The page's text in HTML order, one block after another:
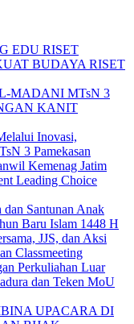
EDU RISET
BUDAYA RISET
MADANI MTsN 3
KANIT
Inovasi,
3 Pamekasan
Kemenag Jatim
Leading Choice
dan Santunan Anak
Baru Islam 1448 H
JJS, dan Aksi
Classmeeting
Perkuliahan Luar
dan Teken MoU
UPACARA DI